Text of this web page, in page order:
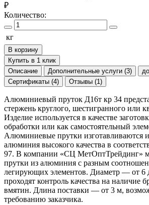
₽
Количество:
кг
В корзину
Купить в 1 клик
Описание
Дополнительные услуги (3)
Сертификаты (4)
Отзывы (1)
Алюминиевый пруток Д16т кр 34
стержень круглого, шестигранного или
Изделие используется в качестве
обработки или как самостоятельный
Алюминиевые прутки изготавливаются
алюминия высокого качества в
97. В компании «СЦ МетОптТрейдинг»
прутки из алюминия с разным
легирующих элементов. Диаметр — от 6
проходят контроль качества на наличие
вмятин. Длина поставки — от 3 м,
требованию заказчика.